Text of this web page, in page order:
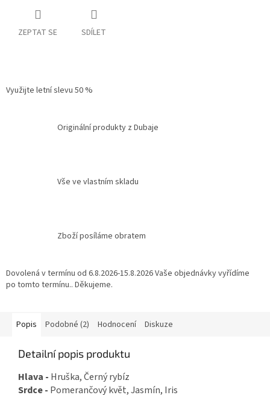
ZEPTAT SE SDÍLET
Využijte letní slevu 50 %
Originální produkty z Dubaje
Vše ve vlastním skladu
Zboží posíláme obratem
Dovolená v termínu od 6.8.2026-15.8.2026 Vaše objednávky vyřídíme
po tomto termínu.. Děkujeme.
Popis Podobné (2) Hodnocení Diskuze
Detailní popis produktu
Hlava - Hruška, Černý rybíz
Srdce - Pomerančový květ, Jasmín, Iris